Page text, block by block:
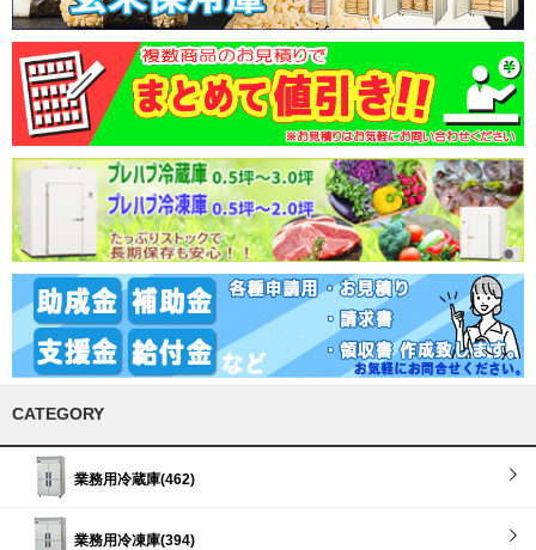
CATEGORY
業務用冷蔵庫(462)
業務用冷凍庫(394)